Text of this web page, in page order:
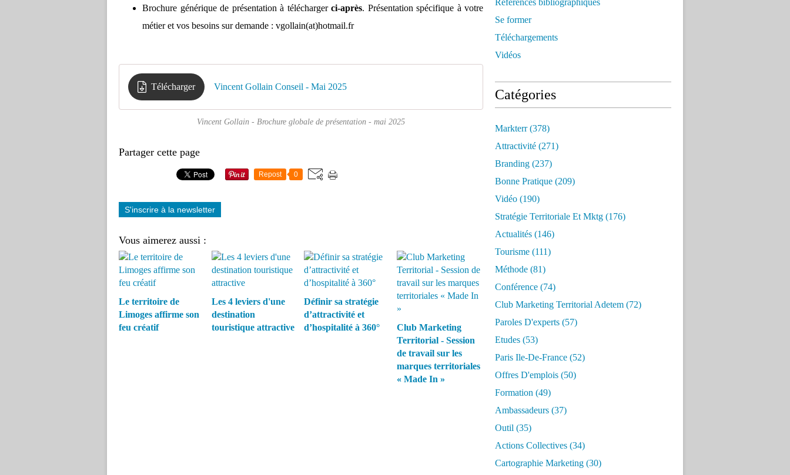
Brochure générique de présentation à télécharger ci-après. Présentation spécifique à votre
métier et vos besoins sur demande : vgollain(at)hotmail.fr
Télécharger Vincent Gollain Conseil - Mai 2025
Vincent Gollain - Brochure globale de présentation - mai 2025
Partager cette page
Repost 0
S'inscrire à la newsletter
Vous aimerez aussi :
Le territoire de
Limoges affirme son
feu créatif
Les 4 leviers d'une
destination
touristique attractive
Définir sa stratégie
d’attractivité et
d’hospitalité à 360°
Club Marketing
Territorial - Session
de travail sur les
marques territoriales
« Made In »
Références bibliographiques
Se former
Téléchargements
Vidéos
Catégories
Markterr(378)
Attractivité (271)
Branding (237)
Bonne Pratique (209)
Vidéo (190)
Stratégie Territoriale Et Mktg (176)
Actualités (146)
Tourisme (111)
Méthode (81)
Conférence (74)
Club Marketing Territorial Adetem (72)
Paroles D'experts (57)
Etudes (53)
Paris Ile-De-France (52)
Offres D'emplois (50)
Formation (49)
Ambassadeurs (37)
Outil (35)
Actions Collectives (34)
Cartographie Marketing (30)